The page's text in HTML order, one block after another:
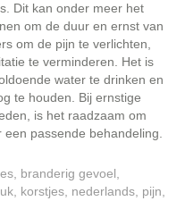
Dit kan onder meer het
om de duur en ernst van
om de pijn te verlichten,
te verminderen. Het is
water te drinken en
te houden. Bij ernstige
is het raadzaam om
passende behandeling.
branderig gevoel
korstjes nederlands pijn